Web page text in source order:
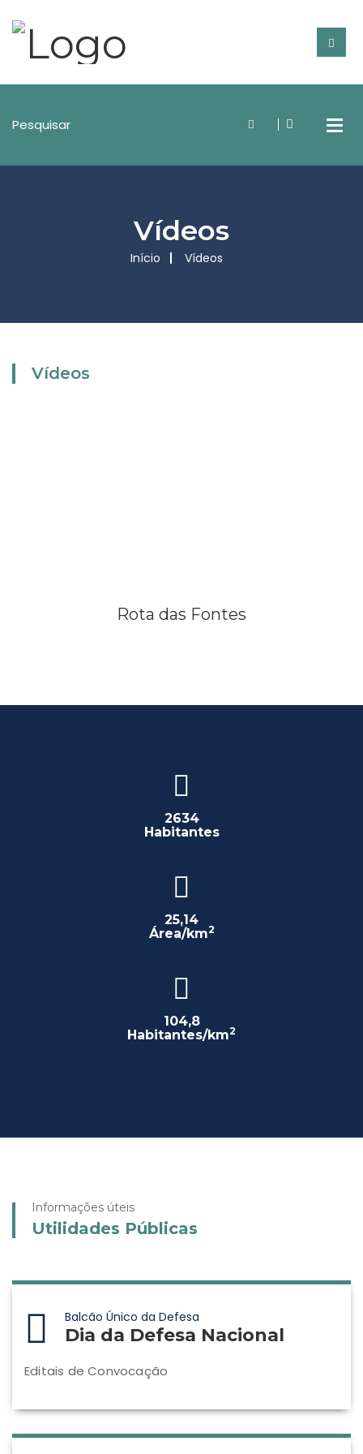
Vídeos
Início Vídeos
Vídeos
Rota das Fontes
2634
Habitantes
25,14
Área/km2
104,8
Habitantes/km2
Informações úteis
Utilidades Públicas
Balcão Único da Defesa
Dia da Defesa Nacional
Editais de Convocação